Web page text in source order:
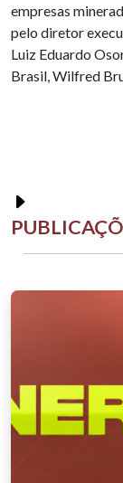
empresas
pelo diretor
Luiz Eduardo
Brasil, Wilfred